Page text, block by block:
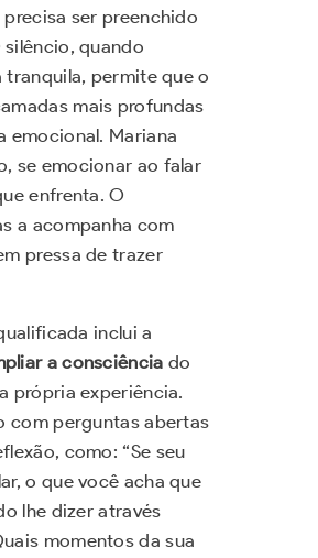
ser preenchido
quando
permite que o
mais profundas
emocional. Mariana
se emocionar ao falar
enfrenta. O
a acompanha com
pressa de trazer
inclui a
a consciência do
própria experiência.
com perguntas abertas
como: “Se seu
o que você acha que
lhe dizer através
momentos da sua